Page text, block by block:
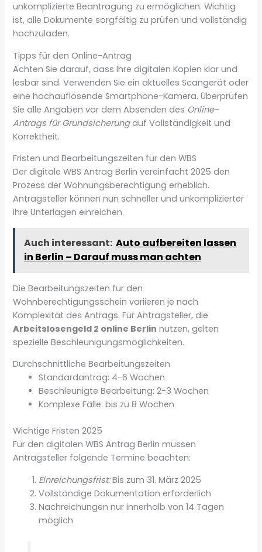
unkomplizierte Beantragung zu ermöglichen. Wichtig
ist, alle Dokumente sorgfältig zu prüfen und vollständig
hochzuladen.
Tipps für den Online-Antrag
Achten Sie darauf, dass Ihre digitalen Kopien klar und
lesbar sind. Verwenden Sie ein aktuelles Scangerät oder
eine hochauflösende Smartphone-Kamera. Überprüfen
Sie alle Angaben vor dem Absenden des Online-
Antrags für Grundsicherungauf Vollständigkeit und
Korrektheit.
Fristen und Bearbeitungszeiten für den WBS
Der digitale WBS Antrag Berlin vereinfacht 2025 den
Prozess der Wohnungsberechtigung erheblich.
Antragsteller können nun schneller und unkomplizierter
ihre Unterlagen einreichen.
Auch interessant: Auto aufbereiten lassen
in Berlin – Darauf muss man achten
Die Bearbeitungszeiten für den
Wohnberechtigungsschein variieren je nach
Komplexität des Antrags. Für Antragsteller, die
Arbeitslosengeld 2 online Berlin nutzen, gelten
spezielle Beschleunigungsmöglichkeiten.
Durchschnittliche Bearbeitungszeiten
Standardantrag: 4-6 Wochen
Beschleunigte Bearbeitung: 2-3 Wochen
Komplexe Fälle: bis zu 8 Wochen
Wichtige Fristen 2025
Für den digitalen WBS Antrag Berlin müssen
Antragsteller folgende Termine beachten:
Einreichungsfrist:Bis zum 31. März 2025
Vollständige Dokumentation erforderlich
Nachreichungen nur innerhalb von 14 Tagen
möglich